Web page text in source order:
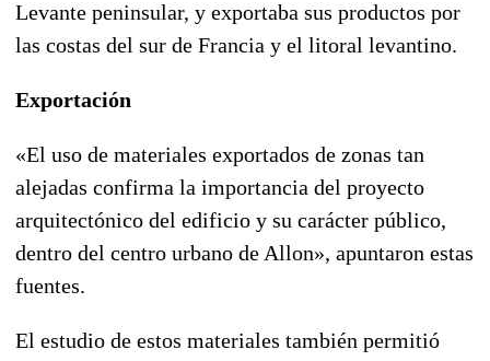
Levante peninsular, y exportaba sus productos por
las costas del sur de Francia y el litoral levantino.
Exportación
«El uso de materiales exportados de zonas tan
alejadas confirma la importancia del proyecto
arquitectónico del edificio y su carácter público,
dentro del centro urbano de Allon», apuntaron estas
fuentes.
El estudio de estos materiales también permitió